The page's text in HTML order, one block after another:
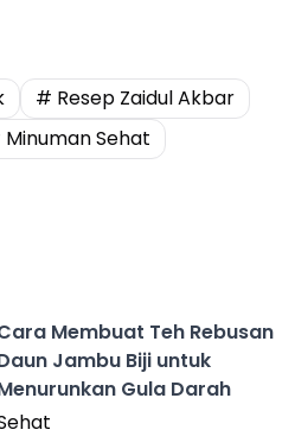
# Resep Zaidul Akbar
Sehat
Membuat Teh Rebusan
Jambu Biji untuk
Gula Darah